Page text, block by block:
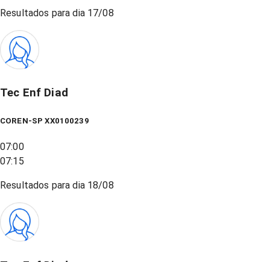
Resultados para dia 17/08
Tec Enf Diad
COREN-SP XX0100239
07:00
07:15
Resultados para dia 18/08